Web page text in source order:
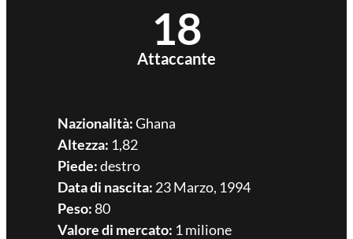
18
Attaccante
Nazionalità:Ghana
Altezza: 1,82
Piede:destro
Data di nascita: 23 Marzo, 1994
Peso:80
Valore di mercato: 1 milione